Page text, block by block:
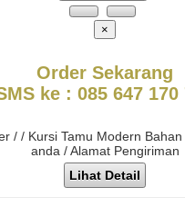
×
Order Sekarang
ke : 085 647 170
/ / Kursi Tamu Modern
anda / Alamat Pengiriman
Lihat Detail